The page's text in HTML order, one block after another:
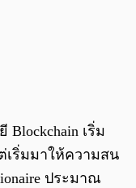
เริ่ม
เริ่มมาให้ความสน
ประมาณ